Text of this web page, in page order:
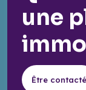
une
Être contacté